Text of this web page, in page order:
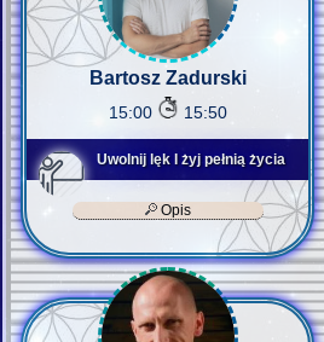
Bartosz Zadurski
15:00 15:50
Uwolnij lęk I żyj pełnią życia
Opis